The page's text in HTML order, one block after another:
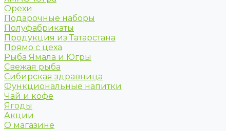
Орехи
Подарочные наборы
Полуфабрикаты
Продукция из Татарстана
Прямо с цеха
Рыба Ямала и Югры
Свежая рыба
Сибирская здравница
Функциональные напитки
Чай и кофе
Ягоды
Акции
О магазине